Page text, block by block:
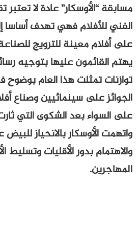
مسابقة “الأوسكار” عادة لا تعتبر
الفني للأفلام فهي تهدف أساسا
على أفلام معينة للترويج
يهتم القائمون عليها بتوجيه
توازنات تمثلت هذا العام بوضوح
الجوائز على سينمائيين وصناع
على السواء بعد الشكوى التي
واتهمت الأوسكار بالانحياز
والاهتمام بدور الأقليات
المهاجرين.